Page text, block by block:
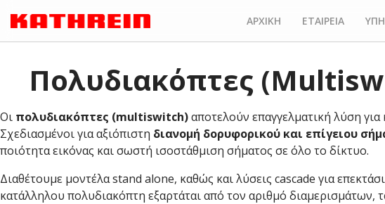
ΑΡΧΙΚΗ ΕΤΑΙΡΕΙΑ
Πολυδιακόπτες
Οι πολυδιακόπτες (multiswitch)αποτελούν επαγγελματική λύση για
Σχεδιασμένοι για αξιόπιστη διανομή δορυφορικού και επίγειου
ποιότητα εικόνας και σωστή ισοστάθμιση σήματος σε όλο το δίκτυο.
Διαθέτουμε μοντέλα stand alone, καθώς και λύσεις cascade για
κατάλληλου πολυδιακόπτη εξαρτάται από τον αριθμό διαμερισμάτων,